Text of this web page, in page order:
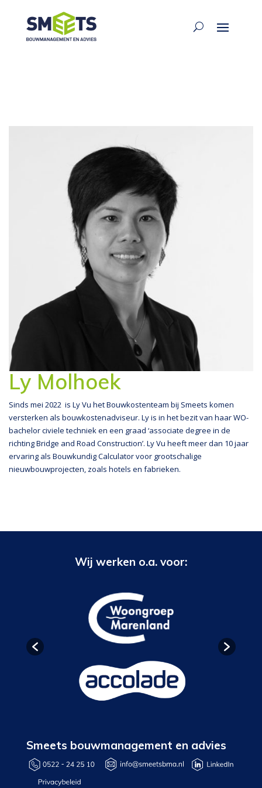
Ly Molhoek
Sinds mei 2022 is Ly Vu het Bouwkostenteam bij Smeets komen
versterken als bouwkostenadviseur. Ly is in het bezit van haar WO-
bachelor civiele techniek en een graad ‘associate degree in de
richting Bridge and Road Construction’. Ly Vu heeft meer dan 10 jaar
ervaring als Bouwkundig Calculator voor grootschalige
nieuwbouwprojecten, zoals hotels en fabrieken.
Wij werken o.a. voor:
Smeets bouwmanagement en advies